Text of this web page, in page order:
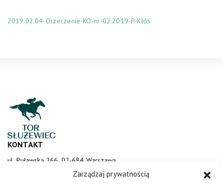
Zarządzaj prywatnością
2019.02.04-Orzeczenie-KO-nr-02.2019-P.-Kłóś
KONTAKT
ul. Puławska 266, 02-684 Warszawa
sluzewiec@totalizator.pl